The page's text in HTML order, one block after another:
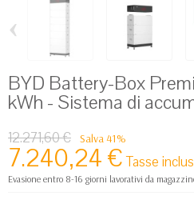
‹
BYD Battery-Box
kWh - Sistema di
12.271,60 € Salva 41%
7.240,24 € Tasse
Evasione entro 8-16 giorni lavorativi da